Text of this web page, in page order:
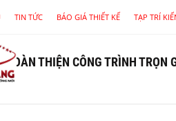
TIN TỨC BÁO GIÁ THIẾT KẾ TẠP TRÍ
HOÀN THIỆN CÔNG TRÌNH TRỌN